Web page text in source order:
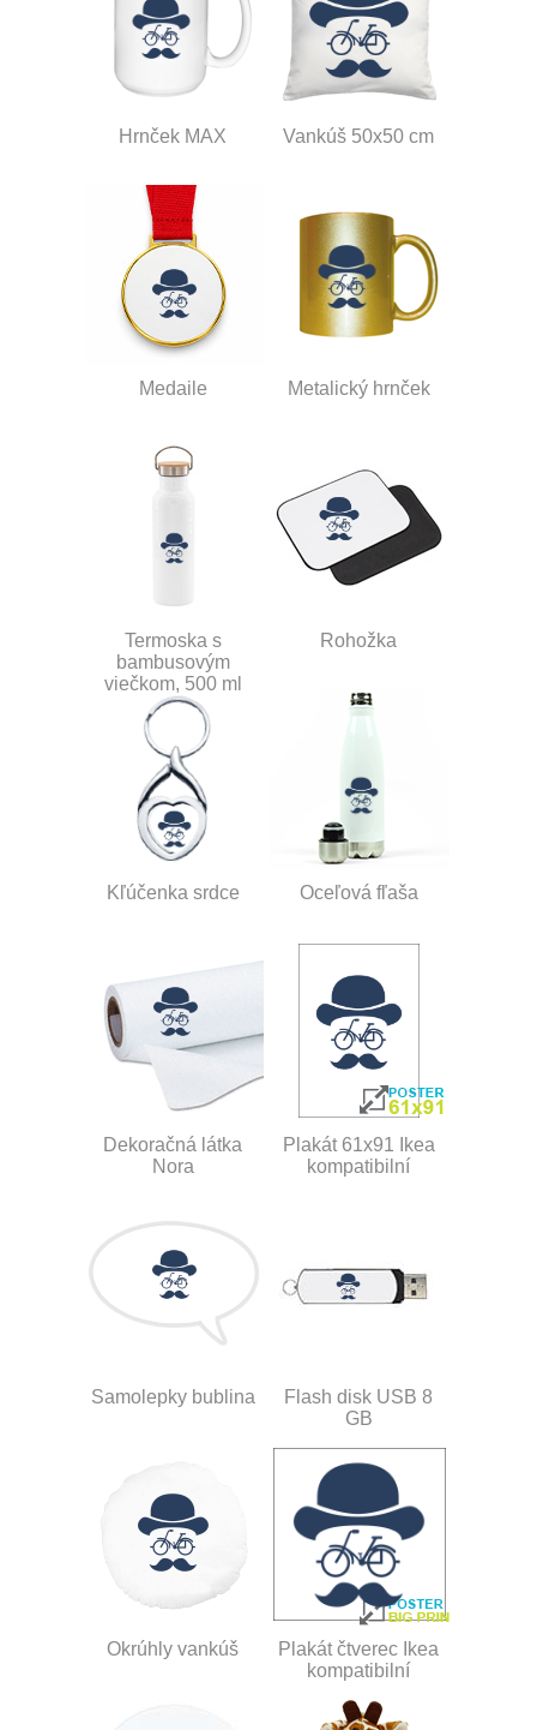
Hrnček MAX Vankúš 50x50 cm
Medaile Metalický hrnček
Termoska s
bambusovým
viečkom, 500 ml
Rohožka
Kľúčenka srdce Oceľová fľaša
Dekoračná látka
Nora
Plakát 61x91 Ikea
kompatibilní
Samolepky bublina
Flash disk USB 8
GB
Okrúhly vankúš
Plakát čtverec Ikea
kompatibilní